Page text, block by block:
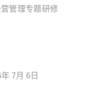
管理专题研修
7月 6日